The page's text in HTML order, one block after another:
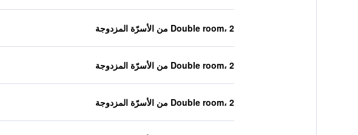
Double room، 2 من الأسرّة المزدوجة
Double room، 2 من الأسرّة المزدوجة
Double room، 2 من الأسرّة المزدوجة